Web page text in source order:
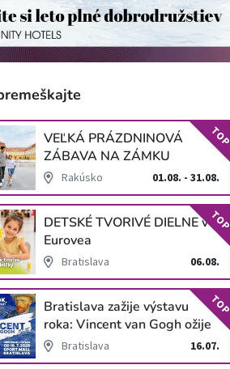
VEĽKÁ PRÁZDNINOVÁ
ZÁBAVA NA ZÁMKU
SCHLOSS HOF
Rakúsko 01.08. - 31.08.
TOP
DETSKÉ TVORIVÉ DIELNE v
Eurovea
Bratislava 06.08.
TOP
Bratislava zažije výstavu
roka: Vincent van Gogh ožije
v unikátnej imerzívnej šou!
Bratislava 16.07.
TOP